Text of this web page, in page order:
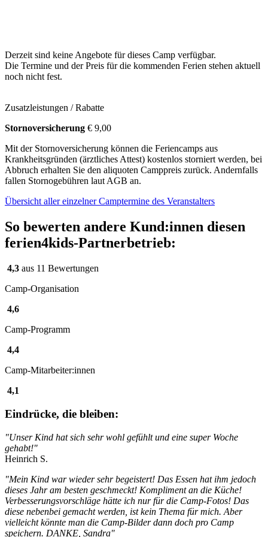
Derzeit sind keine Angebote für dieses Camp verfügbar.
Die Termine und der Preis für die kommenden Ferien stehen aktuell
noch nicht fest.
Zusatzleistungen / Rabatte
Stornoversicherung € 9,00
Mit der Stornoversicherung können die Feriencamps aus
Krankheitsgründen (ärztliches Attest) kostenlos storniert werden, bei
Abbruch erhalten Sie den aliquoten Camppreis zurück. Andernfalls
fallen Stornogebühren laut AGB an.
Übersicht aller einzelner Camptermine des Veranstalters
So bewerten andere Kund:innen diesen
ferien4kids-Partnerbetrieb:
4,3 aus 11 Bewertungen
Camp-Organisation
4,6
Camp-Programm
4,4
Camp-Mitarbeiter:innen
4,1
Eindrücke, die bleiben:
"Unser Kind hat sich sehr wohl gefühlt und eine super Woche
gehabt!"
Heinrich S.
"Mein Kind war wieder sehr begeistert! Das Essen hat ihm jedoch
dieses Jahr am besten geschmeckt! Kompliment an die Küche!
Verbesserungsvorschläge hätte ich nur für die Camp-Fotos! Das
diese nebenbei gemacht werden, ist kein Thema für mich. Aber
vielleicht könnte man die Camp-Bilder dann doch pro Camp
speichern. DANKE, Sandra"